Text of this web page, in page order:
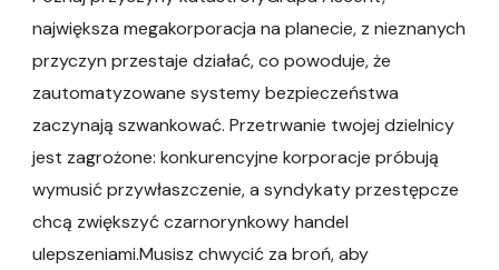
największa megakorporacja na planecie, z nieznanych
przyczyn przestaje działać, co powoduje, że
zautomatyzowane systemy bezpieczeństwa
zaczynają szwankować. Przetrwanie twojej dzielnicy
jest zagrożone: konkurencyjne korporacje próbują
wymusić przywłaszczenie, a syndykaty przestępcze
chcą zwiększyć czarnorynkowy handel
ulepszeniami.Musisz chwycić za broń, aby